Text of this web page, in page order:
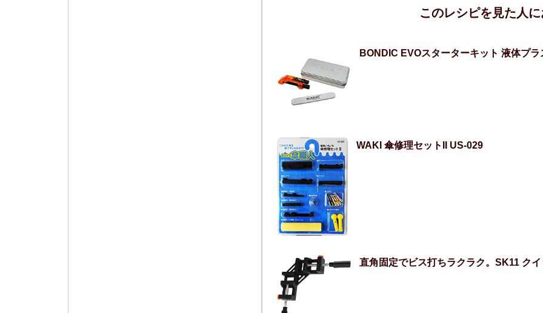
このレシピを見た人
BONDIC EVOスターターキット 液体プ
WAKI 傘修理セットII US-029
直角固定でビス打ちラクラク。SK11 ク